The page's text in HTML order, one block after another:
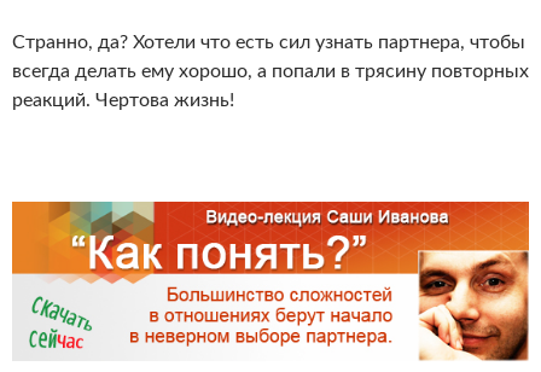
Странно, да? Хотели что есть сил узнать партнера, чтобы
всегда делать ему хорошо, а попали в трясину повторных
реакций. Чертова жизнь!